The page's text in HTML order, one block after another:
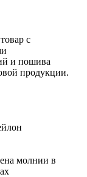
с
и пошива
продукции.
молнии в